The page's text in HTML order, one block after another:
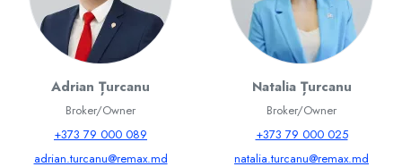
Adrian Țurcanu
Broker/Owner
+373 79 000 089
adrian.turcanu@remax.md
Natalia Țurcanu
Broker/Owner
+373 79 000 025
natalia.turcanu@remax.md